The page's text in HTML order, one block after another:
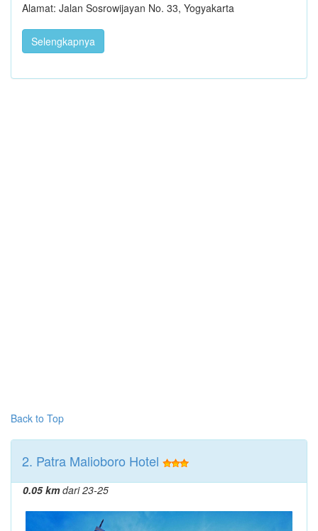
Alamat: Jalan Sosrowijayan No. 33, Yogyakarta
Selengkapnya
Back to Top
2. Patra Malioboro Hotel
0.05 kmdari 23-25